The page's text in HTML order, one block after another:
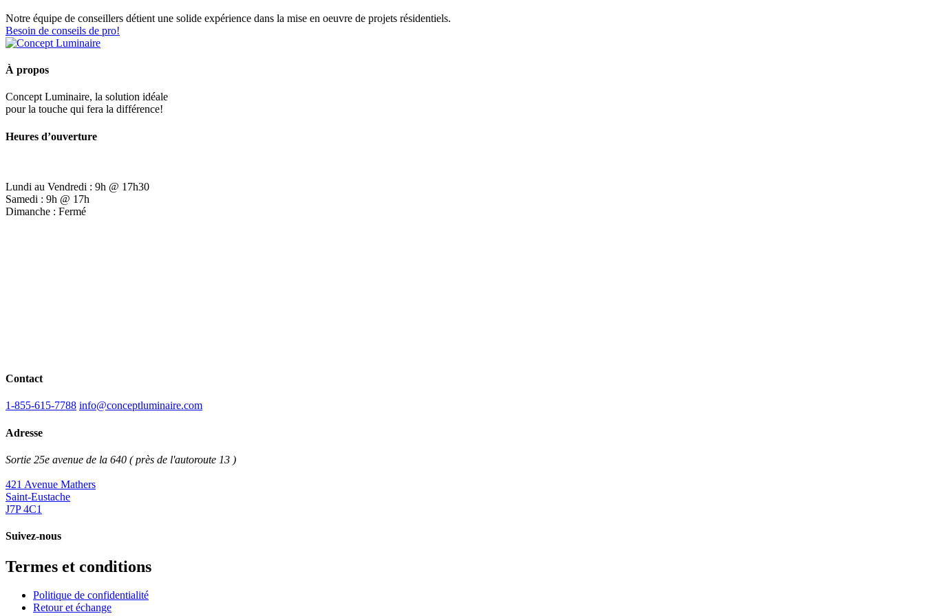
Notre équipe de conseillers détient une solide expérience dans la mise en oeuvre de projets résidentiels.
Besoin de conseils de pro!
À propos
Concept Luminaire, la solution idéale
pour la touche qui fera la différence!
Heures d’ouverture
Lundi au Vendredi : 9h @ 17h30
Samedi : 9h @ 17h
Dimanche : Fermé
Contact
1-855-615-7788 info@conceptluminaire.com
Adresse
Sortie 25e avenue de la 640 ( près de l'autoroute 13 )
421 Avenue Mathers
Saint-Eustache
J7P 4C1
Suivez-nous
Termes et conditions
Politique de confidentialité
Retour et échange